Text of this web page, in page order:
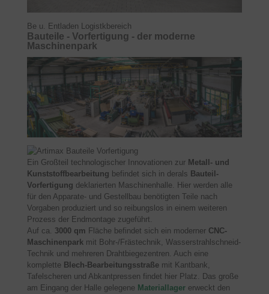
Be u. Entladen Logistkbereich
Bauteile - Vorfertigung - der moderne
Maschinenpark
Ein Großteil technologischer Innovationen zur Metall- und
Kunststoffbearbeitung befindet sich in derals Bauteil-
Vorfertigung deklarierten Maschinenhalle. Hier werden alle
für den Apparate- und Gestellbau benötigten Teile nach
Vorgaben produziert und so reibungslos in einem weiteren
Prozess der Endmontage zugeführt.
Auf ca. 3000 qm Fläche befindet sich ein moderner CNC-
Maschinenparkmit Bohr-/Frästechnik, Wasserstrahlschneid-
Technik und mehreren Drahtbiegezentren. Auch eine
komplette Blech-Bearbeitungsstraßemit Kantbank,
Tafelscheren und Abkantpressen findet hier Platz. Das große
am Eingang der Halle gelegene Materiallagererweckt den